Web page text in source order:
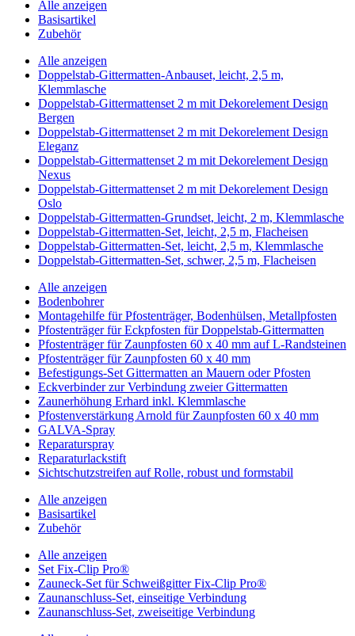
Alle anzeigen
Basisartikel
Zubehör
Alle anzeigen
Doppelstab-Gittermatten-Anbauset, leicht, 2,5 m,
Klemmlasche
Doppelstab-Gittermattenset 2 m mit Dekorelement Design
Bergen
Doppelstab-Gittermattenset 2 m mit Dekorelement Design
Eleganz
Doppelstab-Gittermattenset 2 m mit Dekorelement Design
Nexus
Doppelstab-Gittermattenset 2 m mit Dekorelement Design
Oslo
Doppelstab-Gittermatten-Grundset, leicht, 2 m, Klemmlasche
Doppelstab-Gittermatten-Set, leicht, 2,5 m, Flacheisen
Doppelstab-Gittermatten-Set, leicht, 2,5 m, Klemmlasche
Doppelstab-Gittermatten-Set, schwer, 2,5 m, Flacheisen
Alle anzeigen
Bodenbohrer
Montagehilfe für Pfostenträger, Bodenhülsen, Metallpfosten
Pfostenträger für Eckpfosten für Doppelstab-Gittermatten
Pfostenträger für Zaunpfosten 60 x 40 mm auf L-Randsteinen
Pfostenträger für Zaunpfosten 60 x 40 mm
Befestigungs-Set Gittermatten an Mauern oder Pfosten
Eckverbinder zur Verbindung zweier Gittermatten
Zaunerhöhung Erhard inkl. Klemmlasche
Pfostenverstärkung Arnold für Zaunpfosten 60 x 40 mm
GALVA-Spray
Reparaturspray
Reparaturlackstift
Sichtschutzstreifen auf Rolle, robust und formstabil
Alle anzeigen
Basisartikel
Zubehör
Alle anzeigen
Set Fix-Clip Pro®
Zauneck-Set für Schweißgitter Fix-Clip Pro®
Zaunanschluss-Set, einseitige Verbindung
Zaunanschluss-Set, zweiseitige Verbindung